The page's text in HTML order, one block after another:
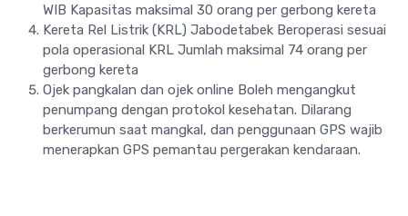
WIB Kapasitas maksimal 30 orang per gerbong kereta
Kereta Rel Listrik (KRL) Jabodetabek Beroperasi sesuai
pola operasional KRL Jumlah maksimal 74 orang per
gerbong kereta
Ojek pangkalan dan ojek online Boleh mengangkut
penumpang dengan protokol kesehatan. Dilarang
berkerumun saat mangkal, dan penggunaan GPS wajib
menerapkan GPS pemantau pergerakan kendaraan.